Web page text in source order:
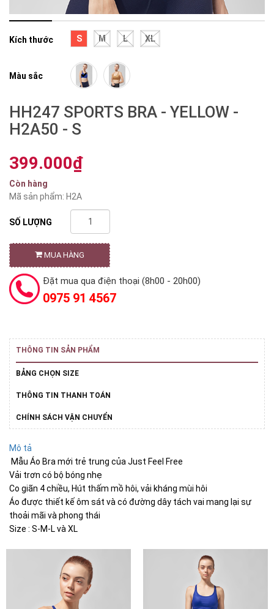
HH247 SPORTS BRA - YELLOW -
H2A50 - S
399.000₫
Còn hàng
Mã sản phẩm: H2A
Kích thước S M L XL
Màu sắc
SỐ LƯỢNG
MUA HÀNG
Đặt mua qua điện thoại (8h00 - 20h00)
0975 91 4567
THÔNG TIN SẢN PHẨM
BẢNG CHỌN SIZE
THÔNG TIN THANH TOÁN
CHÍNH SÁCH VẬN CHUYỂN
Mô tả
Mẫu Áo Bra mới trẻ trung của Just Feel Free
Vải trơn có bộ bóng nhẹ
Co giãn 4 chiều, Hút thấm mồ hôi, vải kháng mùi hôi
Áo được thiết kế ôm sát và có đường dây tách vai mang lại sự
thoải mãi và phong thái
Size : S-M-L và XL